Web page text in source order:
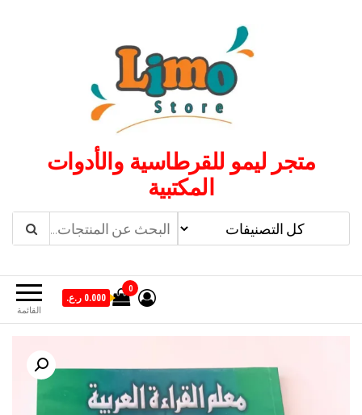
متجر ليمو للقرطاسية والأدوات
المكتبية
القائمة
0
0.000 ر.ع.